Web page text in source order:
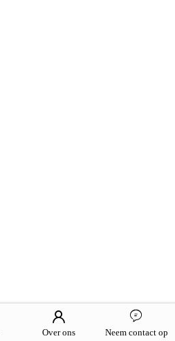
Over ons Neem contact op